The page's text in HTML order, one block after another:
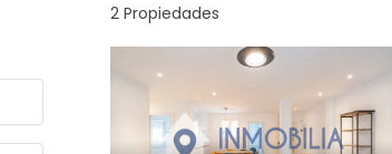
2 Propiedades